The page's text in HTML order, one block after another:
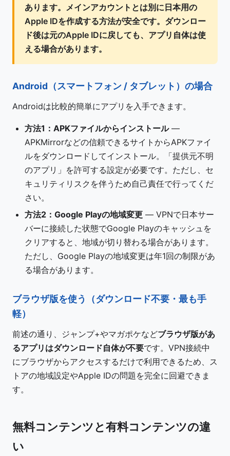
あります。メインアカウントとは別に日本用の
Apple IDを作成する方法が安全です。ダウンロー
ド後は元のApple IDに戻しても、アプリ自体は使
える場合があります。
Android（スマートフォン / タブレット）の場合
Androidは比較的簡単にアプリを入手できます。
方法1：APKファイルからインストール—
APKMirrorなどの信頼できるサイトからAPKファイ
ルをダウンロードしてインストール。「提供元不明
のアプリ」を許可する設定が必要です。ただし、セ
キュリティリスクを伴うため自己責任で行ってくだ
さい。
方法2：Google Playの地域変更 — VPNで日本サー
バーに接続した状態でGoogle Playのキャッシュを
クリアすると、地域が切り替わる場合があります。
ただし、Google Playの地域変更は年1回の制限があ
る場合があります。
ブラウザ版を使う（ダウンロード不要・最も手
軽）
前述の通り、ジャンプ+やマガポケなどブラウザ版があ
るアプリはダウンロード自体が不要です。VPN接続中
にブラウザからアクセスするだけで利用できるため、ス
トアの地域設定やApple IDの問題を完全に回避できま
す。
無料コンテンツと有料コンテンツの違
い